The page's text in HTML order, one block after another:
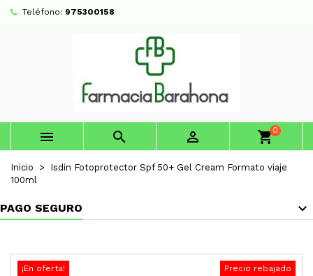
Teléfono: 975300158
   shopping_cart0
Inicio
Isdin Fotoprotector Spf 50+ Gel Cream Formato viaje
100ml
PAGO SEGURO
¡En oferta! Precio rebajado